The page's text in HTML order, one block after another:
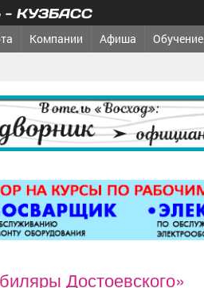
КУЗБАСС
Компании Афиша Обучение
Достоевского»